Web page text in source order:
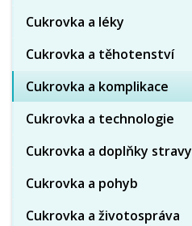
Cukrovka a léky
Cukrovka a těhotenství
Cukrovka a komplikace
Cukrovka a technologie
Cukrovka a doplňky stravy
Cukrovka a pohyb
Cukrovka a životospráva